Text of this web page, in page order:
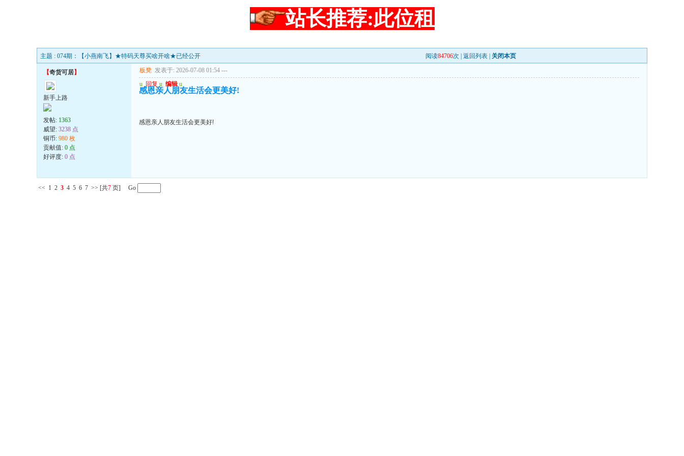
站长推荐:此位租
主题 : 074期：【小燕南飞】★特码天尊买啥开啥★已经公开 阅读84706次 | 返回列表 关闭本页
【奇货可居】
新手上路
发帖: 1363
威望: 3238 点
铜币: 980 枚
贡献值: 0 点
好评度: 0 点
板凳 发表于: 2026-07-08 01:54 ---
u 回复 u 编辑 u
感恩亲人朋友生活会更美好!
感恩亲人朋友生活会更美好!
<< 1 2 3 4 5 6 7 >> [共7 页] Go